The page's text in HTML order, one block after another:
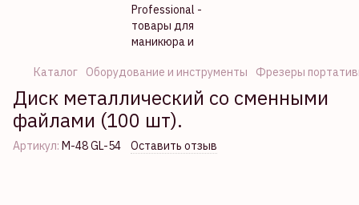
Каталог Оборудование и инструменты Фрезеры
Диск металлический со сменными
файлами (100 шт).
Артикул: М-48 GL-54 Оставить отзыв